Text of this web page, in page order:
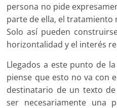
persona no pide
parte de ella, el
Solo así pueden
horizontalidad y el interés
Llegados a este punto de
piense que esto no va con
destinatario de un texto
ser necesariamente una